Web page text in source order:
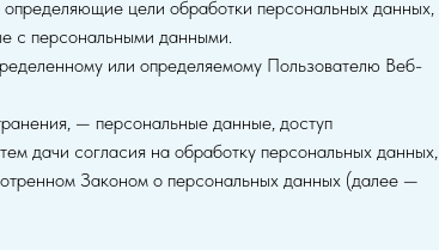
цели обработки персональных данных,
с персональными данными.
или определяемому Пользователю Веб-
— персональные данные, доступ
дачи согласия на обработку персональных данных,
Законом о персональных данных (далее —